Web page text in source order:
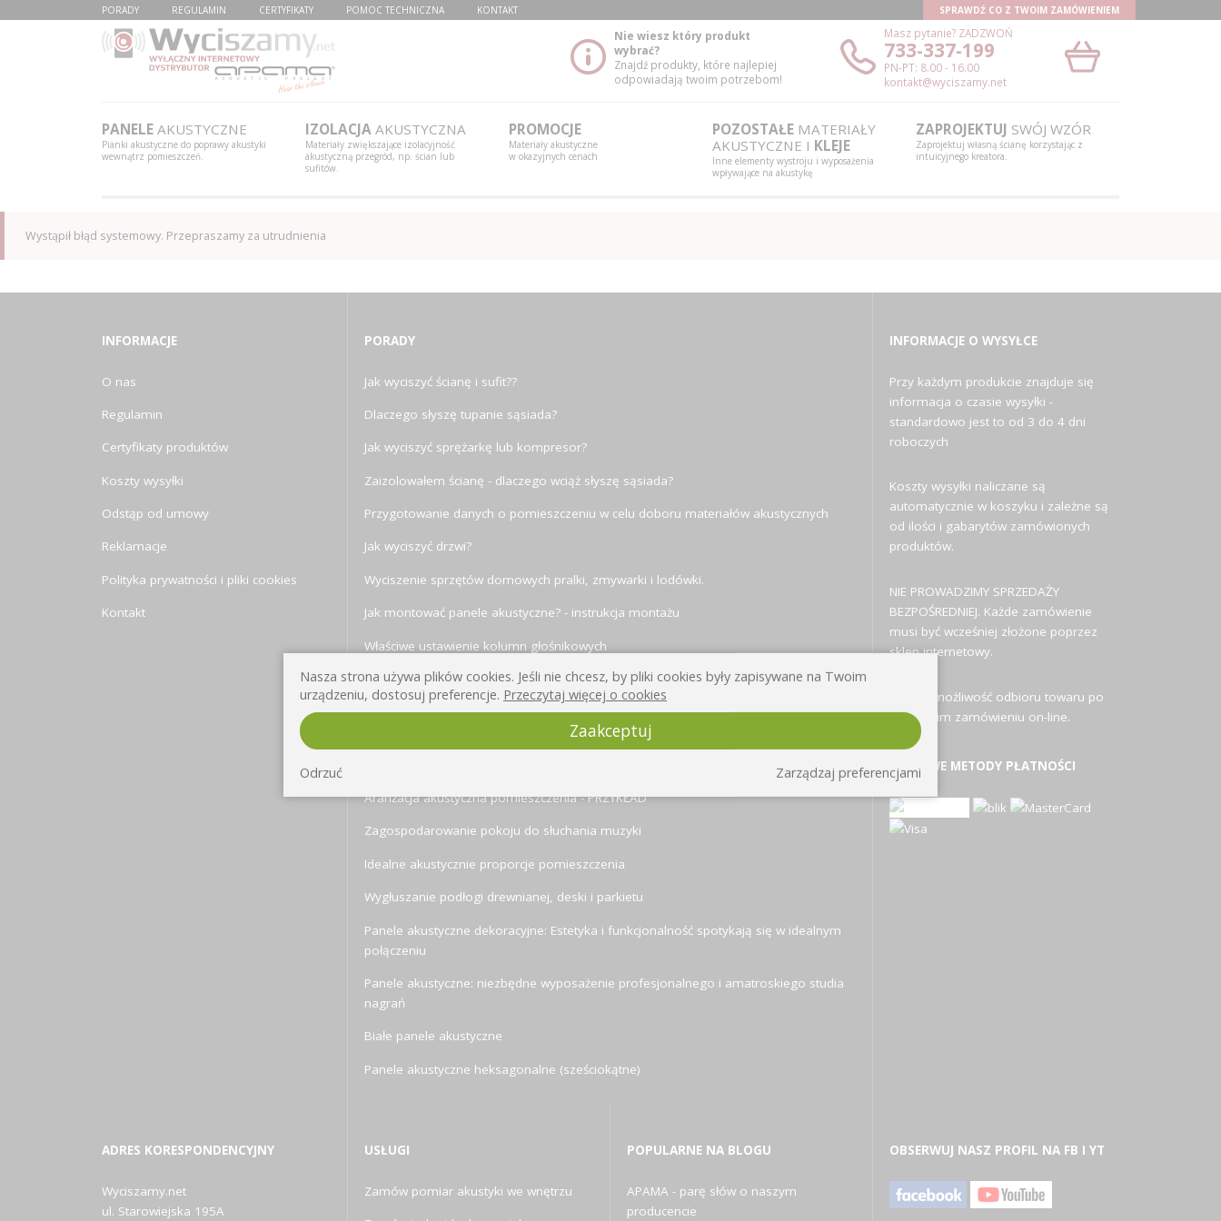
PORADY REGULAMIN CERTYFIKATY POMOC TECHNICZNA KONTAKT SPRAWDŹ CO Z TWOIM ZAMÓWIENIEM
Nie wiesz który produkt
wybrać?
Znajdź produkty, które najlepiej
odpowiadają twoim potrzebom!
Masz pytanie? ZADZWOŃ
733-337-199
PN-PT: 8.00 - 16.00
kontakt@wyciszamy.net
PANELE AKUSTYCZNE
Pianki akustyczne do poprawy akustyki
wewnątrz pomieszczeń.
IZOLACJA AKUSTYCZNA
Materiały zwiększające izolacyjność
akustyczną przegród, np. ścian lub
sufitów.
PROMOCJE
Materiały akustyczne
w okazyjnych cenach
POZOSTAŁEMATERIAŁY
AKUSTYCZNE I KLEJE
Inne elementy wystroju i wyposażenia
wpływające na akustykę
ZAPROJEKTUJ SWÓJ WZÓR
Zaprojektuj własną ścianę korzystając z
intuicyjnego kreatora.
Wystąpił błąd systemowy. Przepraszamy za utrudnienia
INFORMACJE
O nas
Regulamin
Certyfikaty produktów
Koszty wysyłki
Odstąp od umowy
Reklamacje
Polityka prywatności i pliki cookies
Kontakt
PORADY
Jak wyciszyć ścianę i sufit??
Dlaczego słyszę tupanie sąsiada?
Jak wyciszyć sprężarkę lub kompresor?
Zaizolowałem ścianę - dlaczego wciąż słyszę sąsiada?
Przygotowanie danych o pomieszczeniu w celu doboru materiałów akustycznych
Jak wyciszyć drzwi?
Wyciszenie sprzętów domowych pralki, zmywarki i lodówki.
Jak montować panele akustyczne? - instrukcja montażu
Właściwe ustawienie kolumn głośnikowych
Jak słyszymy?
Izolacja akustyczna: współczynniki izolacyjności akustycznej przegród
Trochę fizyki dźwięku: długość fali dźwiękowej, interferencja, rezonans
Aranżacja akustyczna pomieszczenia - PRZYKŁAD
Zagospodarowanie pokoju do słuchania muzyki
Idealne akustycznie proporcje pomieszczenia
Wygłuszanie podłogi drewnianej, deski i parkietu
Panele akustyczne dekoracyjne: Estetyka i funkcjonalność spotykają się w idealnym
połączeniu
Panele akustyczne: niezbędne wyposażenie profesjonalnego i amatroskiego studia
nagrań
Białe panele akustyczne
Panele akustyczne heksagonalne (sześciokątne)
INFORMACJE O WYSYŁCE
Przy każdym produkcie znajduje się
informacja o czasie wysyłki -
standardowo jest to od 3 do 4 dni
roboczych
Koszty wysyłki naliczane są
automatycznie w koszyku i zależne są
od ilości i gabarytów zamówionych
produktów.
NIE PROWADZIMY SPRZEDAŻY
BEZPOŚREDNIEJ. Każde zamówienie
musi być wcześniej złożone poprzez
sklep internetowy.
Istnieje możliwość odbioru towaru po
uprzednim zamówieniu on-line.
MOŻLIWE METODY PŁATNOŚCI
ADRES KORESPONDENCYJNY
Wyciszamy.net
ul. Starowiejska 195A
USŁUGI
Zamów pomiar akustyki we wnętrzu
POPULARNE NA BLOGU
APAMA - parę słów o naszym
producencie
OBSERWUJ NASZ PROFIL NA FB I YT
Nasza strona używa plików cookies. Jeśli nie chcesz, by pliki cookies były zapisywane na Twoim
urządzeniu, dostosuj preferencje. Przeczytaj więcej o cookies
Zaakceptuj
Zarządzaj preferencjami
Odrzuć